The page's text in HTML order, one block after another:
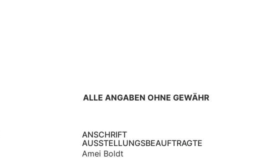
ALLE ANGABEN OHNE GEWÄHR
ANSCHRIFT
AUSSTELLUNGSBEAUFTRAGTE
Amei Boldt